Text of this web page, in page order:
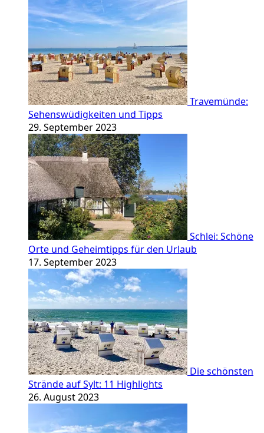
Travemünde:
Sehenswüdigkeiten und Tipps
29. September 2023
Schlei: Schöne
Orte und Geheimtipps für den Urlaub
17. September 2023
Die schönsten
Strände auf Sylt: 11 Highlights
26. August 2023